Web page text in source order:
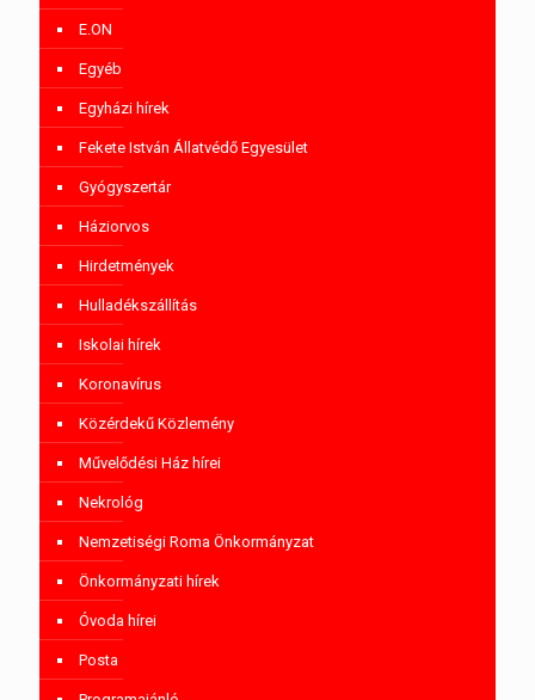
E.ON
Egyéb
Egyházi hírek
Fekete István Állatvédő Egyesület
Gyógyszertár
Háziorvos
Hirdetmények
Hulladékszállítás
Iskolai hírek
Koronavírus
Közérdekű Közlemény
Művelődési Ház hírei
Nekrológ
Nemzetiségi Roma Önkormányzat
Önkormányzati hírek
Óvoda hírei
Posta